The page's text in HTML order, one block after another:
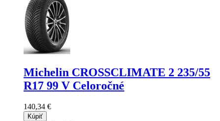
Michelin CROSSCLIMATE 2 235/55
R17 99 V Celoročné
140,34 €
Kúpiť